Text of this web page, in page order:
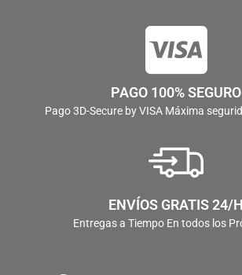
PAGO 100% SEGURO
Pago 3D-Secure by VISA Máxima
ENVÍOS GRATIS 24/H
Entregas a Tiempo En todos los